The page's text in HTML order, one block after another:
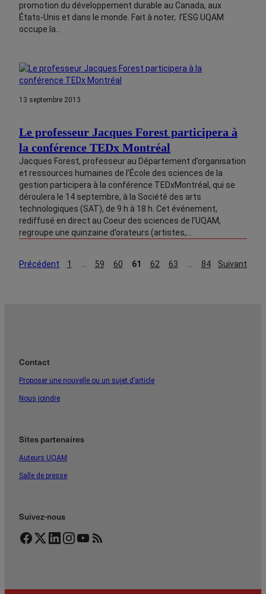
promotion du développement durable au Canada, aux
États-Unis et dans le monde. Fait à noter, l’ESG UQAM
occupe la…
13 septembre 2013
Le professeur Jacques Forest participera à
la conférence TEDx Montréal
Jacques Forest, professeur au Département d’organisation
et ressources humaines de l’École des sciences de la
gestion participera à la conférence TEDxMontréal, qui se
déroulera le 14 septembre, à la Société des arts
technologiques (SAT), de 9 h à 18 h. Cet événement,
rediffusé en direct au Coeur des sciences de l’UQAM,
regroupe une quinzaine d’orateurs (artistes,…
Précédent 1 … 59 60 61 62 63 … 84 Suivant
Contact
Proposer une nouvelle ou un sujet d’article
Nous joindre
Sites partenaires
Auteurs UQAM
Salle de presse
Suivez-nous
Facebook Twitter LinkedIn Instagram YouTube Flux RSS